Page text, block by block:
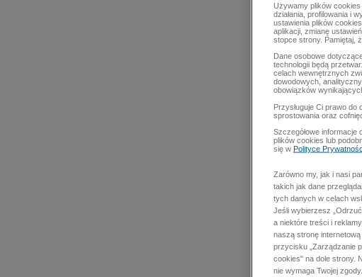
Używamy plików
działania, profilowania i
ustawienia plików
aplikacji, zmianę
stopce strony. Pamiętaj,
Dane osobowe
technologii będą
celach wewnętrznych
dowodowych,
obowiązków
Przysługuje Ci prawo
sprostowania oraz
Szczegółowe
plików cookies lub
się w Polityce
Zarówno my, jak i nasi
takich jak dane
tych danych w celach
Jeśli wybierzesz
a niektóre treści i
naszą stronę
przycisku „Zarządzanie
cookies" na dole strony.
nie wymaga Twojej